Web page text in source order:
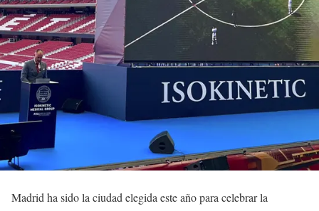
Madrid ha sido la ciudad elegida este año para celebrar la